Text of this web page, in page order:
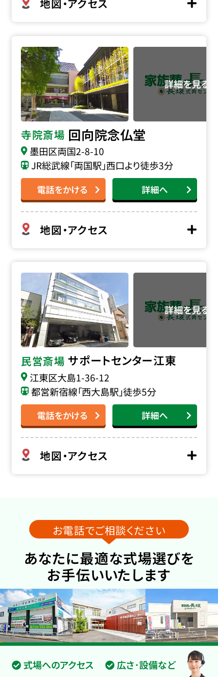
地図・アクセス
寺院斎場 回向院念仏堂
墨田区両国2-8-10
JR総武線「両国駅」西口より徒歩3分
電話をかける 詳細へ
地図・アクセス
民営斎場 サポートセンター江東
江東区大島1-36-12
都営新宿線「西大島駅」徒歩5分
電話をかける 詳細へ
地図・アクセス
お電話でご相談ください
あなたに最適な式場選びを
お手伝いいたします
式場へのアクセス
広さ･設備など